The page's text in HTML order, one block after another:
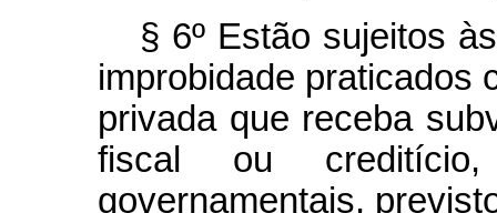
§ 6º Estão sujeitos
improbidade praticados
privada que receba
fiscal ou
governamentais,